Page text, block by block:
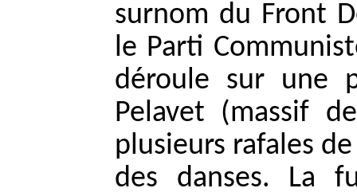
surnom du Front
le Parti
déroule sur une
Pelavet (massif
plusieurs rafales
des danses. La